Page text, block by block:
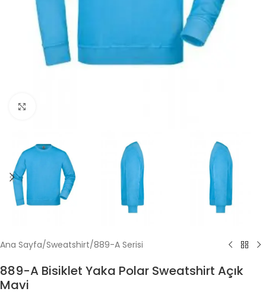
Ana Sayfa/Sweatshirt/889-A Serisi
889-A Bisiklet Yaka Polar Sweatshirt Açık
Mavi